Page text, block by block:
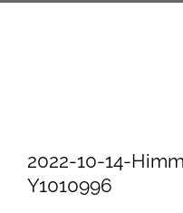
2022-10-14-
Y1010996